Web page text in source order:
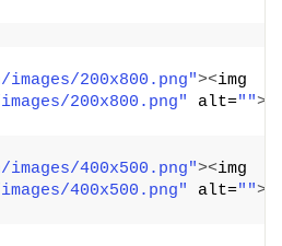
images/200x800.png"><img
images/200x800.png" alt=""><
images/400x500.png"><img
images/400x500.png" alt=""><